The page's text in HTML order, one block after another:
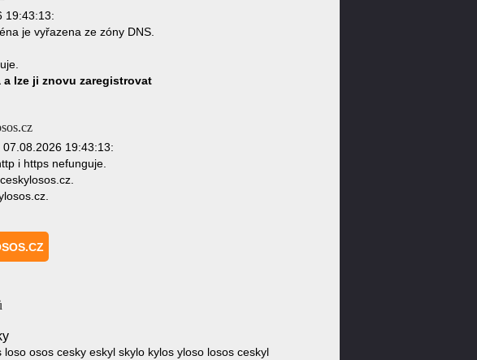
19:43:13:
je vyřazena ze zóny DNS.
lze ji znovu zaregistrovat
19:43:13:
i https nefunguje.
osos cesky eskyl skylo kylos yloso losos ceskyl